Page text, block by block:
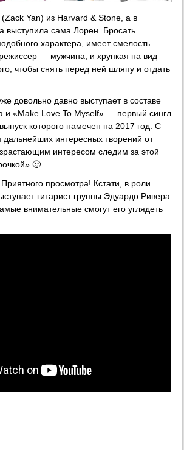
Yan) из Harvard & Stone, а в
выступила сама Лорен. Бросать
характера, имеет смелость
— мужчина, и хрупкая на вид
чтобы снять перед ней шляпу и отдать
довольно давно выступает в составе
и «Make Love To Myself» — первый сингл
которого намечен на 2017 год. С
интересных творений от
интересом следим за этой
🙂
просмотра! Кстати, в роли
гитарист группы Эдуардо Ривера
внимательные смогут его углядеть